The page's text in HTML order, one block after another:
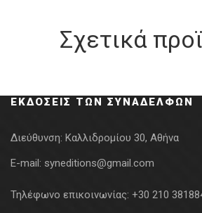
Σχετικά
ΕΚΔΌΣΕΙΣ ΤΩΝ ΣΥΝΑΔΈΛΦΩΝ
Διεύθυνση: Καλλιδρομίου 30, Αθήνα
E-mail: syneditions@gmail.com
Τηλέφωνο επικοινωνίας: +30 210